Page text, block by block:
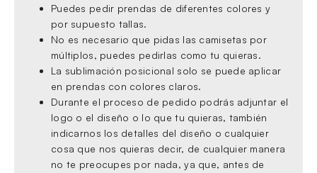
Puedes pedir prendas de diferentes colores y
por supuesto tallas.
No es necesario que pidas las camisetas por
múltiplos, puedes pedirlas como tu quieras.
La sublimación posicional solo se puede aplicar
en prendas con colores claros.
Durante el proceso de pedido podrás adjuntar el
logo o el diseño o lo que tu quieras, también
indicarnos los detalles del diseño o cualquier
cosa que nos quieras decir, de cualquier manera
no te preocupes por nada, ya que, antes de